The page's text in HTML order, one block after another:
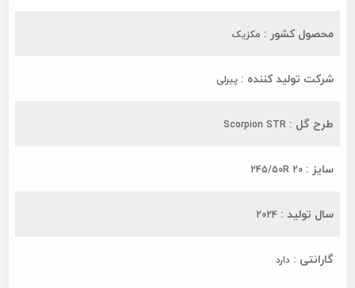
محصول کشور : مکزیک
شرکت تولید کننده : پیرلی
طرح گل : Scorpion STR
سایز : 245/50R 20
سال تولید : 2024
گارانتی : دارد